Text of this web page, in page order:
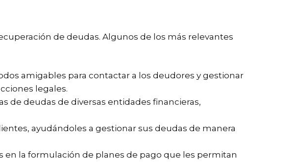
de deudas. Algunos de los más relevantes
amigables para contactar a los deudores y gestionar
legales.
de deudas de diversas entidades financieras,
ayudándoles a gestionar sus deudas de manera
en la formulación de planes de pago que les permitan